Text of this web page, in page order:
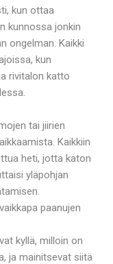
kun ottaa
kunnossa jonkin
ongelman. Kaikki
kun
rivitalon katto
tai jiirien
Kaikkiin
heti, jotta katon
yläpohjan
paanujen
kyllä, milloin on
ja mainitsevat siitä